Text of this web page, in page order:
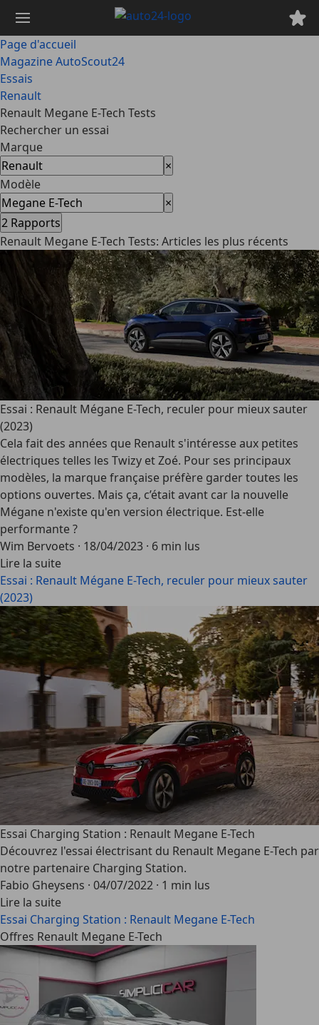
contenu
principal
Page d'accueil
Magazine AutoScout24
Essais
Renault
Renault Megane E-Tech Tests
Rechercher un essai
Marque
×
Modèle
×
2 Rapports
Renault Megane E-Tech Tests: Articles les plus récents
Essai : Renault Mégane E-Tech, reculer pour mieux sauter
(2023)
Cela fait des années que Renault s'intéresse aux petites
électriques telles les Twizy et Zoé. Pour ses principaux
modèles, la marque française préfère garder toutes les
options ouvertes. Mais ça, c’était avant car la nouvelle
Mégane n'existe qu'en version électrique. Est-elle
performante ?
Wim Bervoets · 18/04/2023 · 6 min lus
Lire la suite
Essai : Renault Mégane E-Tech, reculer pour mieux sauter
(2023)
Essai Charging Station : Renault Megane E-Tech
Découvrez l'essai électrisant du Renault Megane E-Tech par
notre partenaire Charging Station.
Fabio Gheysens · 04/07/2022 · 1 min lus
Lire la suite
Essai Charging Station : Renault Megane E-Tech
Offres Renault Megane E-Tech